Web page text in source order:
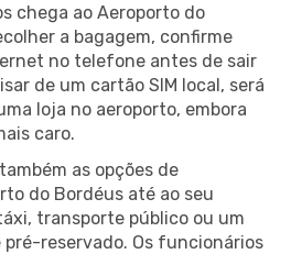
chega ao Aeroporto do
a bagagem, confirme
no telefone antes de sair
de um cartão SIM local, será
loja no aeroporto, embora
caro.
as opções de
do Bordéus até ao seu
transporte público ou um
reservado. Os funcionários